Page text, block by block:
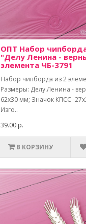
ОПТ Набор
"Делу Ленина -
элемента ЧБ-3791
Набор чипборда из 2
Размеры: Делу Ленина -
62х30 мм; Значок КПСС -
Изго..
39.00 р.
В КОРЗИНУ